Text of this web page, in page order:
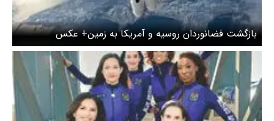
بازگشت فضانوردان روسیه و آمریکا به زمین+ عکس